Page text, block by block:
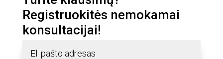
Registruokitės nemokamai
konsultacijai!